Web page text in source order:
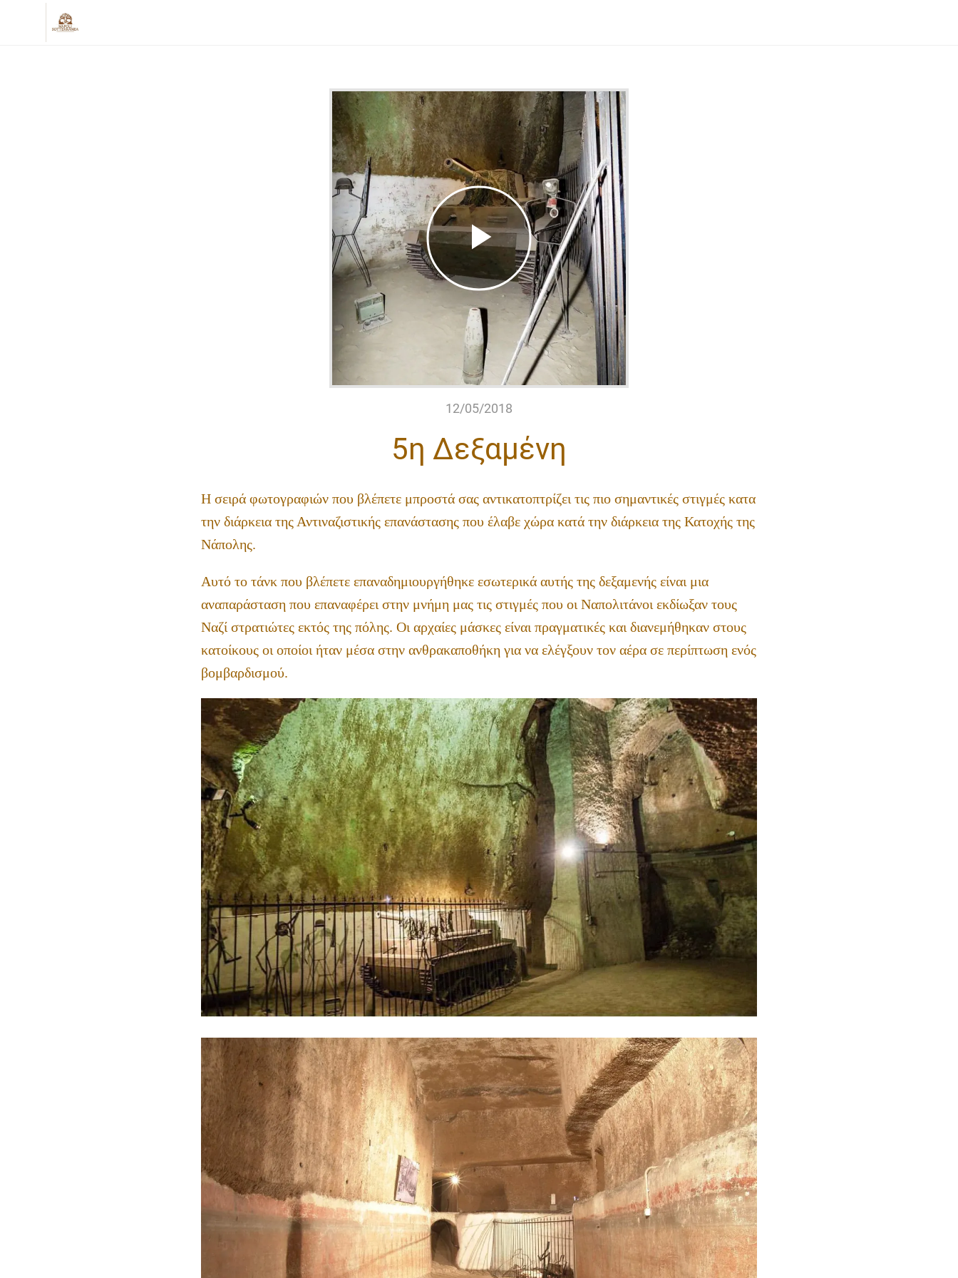
12/05/2018
5η Δεξαμένη
Η σειρά φωτογραφιών που βλέπετε μπροστά σας αντικατοπτρίζει τις πιο σημαντικές στιγμές κατα
την διάρκεια της Αντιναζιστικής επανάστασης που έλαβε χώρα κατά την διάρκεια της Κατοχής της
Νάπολης.
Αυτό το τάνκ που βλέπετε επαναδημιουργήθηκε εσωτερικά αυτής της δεξαμενής είναι μια
αναπαράσταση που επαναφέρει στην μνήμη μας τις στιγμές που οι Ναπολιτάνοι εκδίωξαν τους
Ναζί στρατιώτες εκτός της πόλης. Οι αρχαίες μάσκες είναι πραγματικές και διανεμήθηκαν στους
κατοίκους οι οποίοι ήταν μέσα στην ανθρακαποθήκη για να ελέγξουν τον αέρα σε περίπτωση ενός
βομβαρδισμού.